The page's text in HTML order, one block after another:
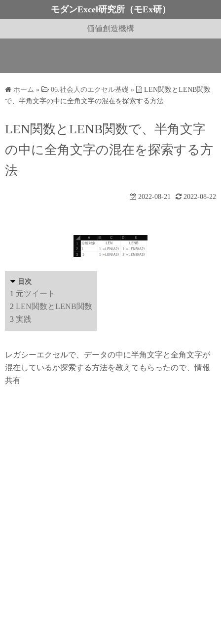
ン
モダンExcel研究所（モEx研）
価値創造機構
ホーム » 06.社会人のエクセル基礎 »
LEN関数とLENB関数
で、半角文字の中に全角文字の混在を探索する方法
LEN関数とLENB関数で、半角文字
の中に全角文字の混在を探索する方
法
2022-08-21 2022-08-22
目次
1 元ツイート
2 LEN関数とLENB関数
3 実践
レガシーエクセルで、データの中に半角文字と全角文字が
混在しているか探索する方法を教えてもらったので、情報
共有